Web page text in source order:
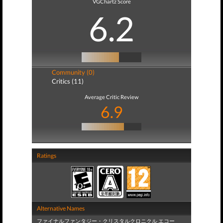
6.2
Community (0)
Critics (11)
Average Critic Review
6.9
Ratings
Alternative Names
ファイナルファンタジー・クリスタルクロニクル エコー